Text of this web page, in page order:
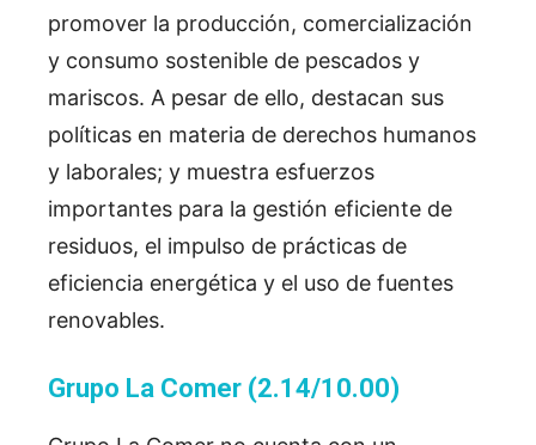
promover la producción, comercialización
y consumo sostenible de pescados y
mariscos. A pesar de ello, destacan sus
políticas en materia de derechos humanos
y laborales; y muestra esfuerzos
importantes para la gestión eficiente de
residuos, el impulso de prácticas de
eficiencia energética y el uso de fuentes
renovables.
Grupo La Comer (2.14/10.00)